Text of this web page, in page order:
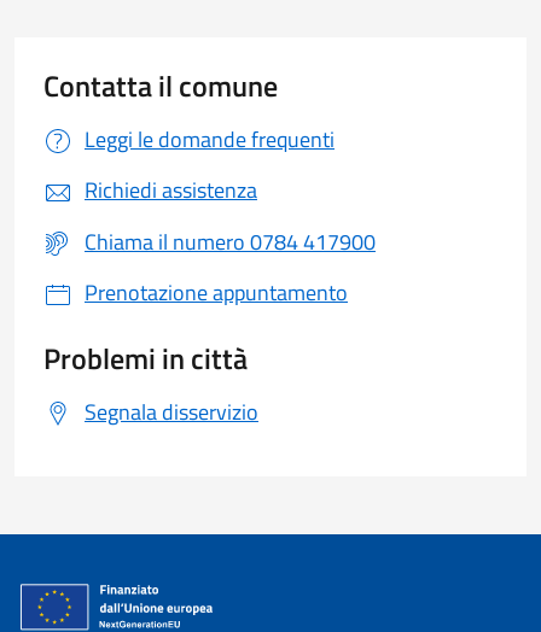
Contatta il comune
Leggi le domande frequenti
Richiedi assistenza
Chiama il numero 0784 417900
Prenotazione appuntamento
Problemi in città
Segnala disservizio